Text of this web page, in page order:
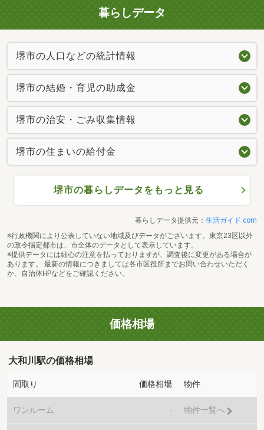
暮らしデータ
堺市の人口などの統計情報
堺市の結婚・育児の助成金
堺市の治安・ごみ収集情報
堺市の住まいの給付金
堺市の暮らしデータをもっと見る
暮らしデータ提供元： 生活ガイド.com
※行政機関により公表していない地域及びデータがございます。東京23区以外
の政令指定都市は、市全体のデータとして表示しています。
※提供データには細心の注意を払っておりますが、調査後に変更がある場合が
あります。 最新の情報につきましては各市区役所までお問い合わせいただく
か、自治体HPなどをご確認ください。
価格相場
大和川駅の価格相場
間取り 価格相場 物件
ワンルーム - 物件一覧へ